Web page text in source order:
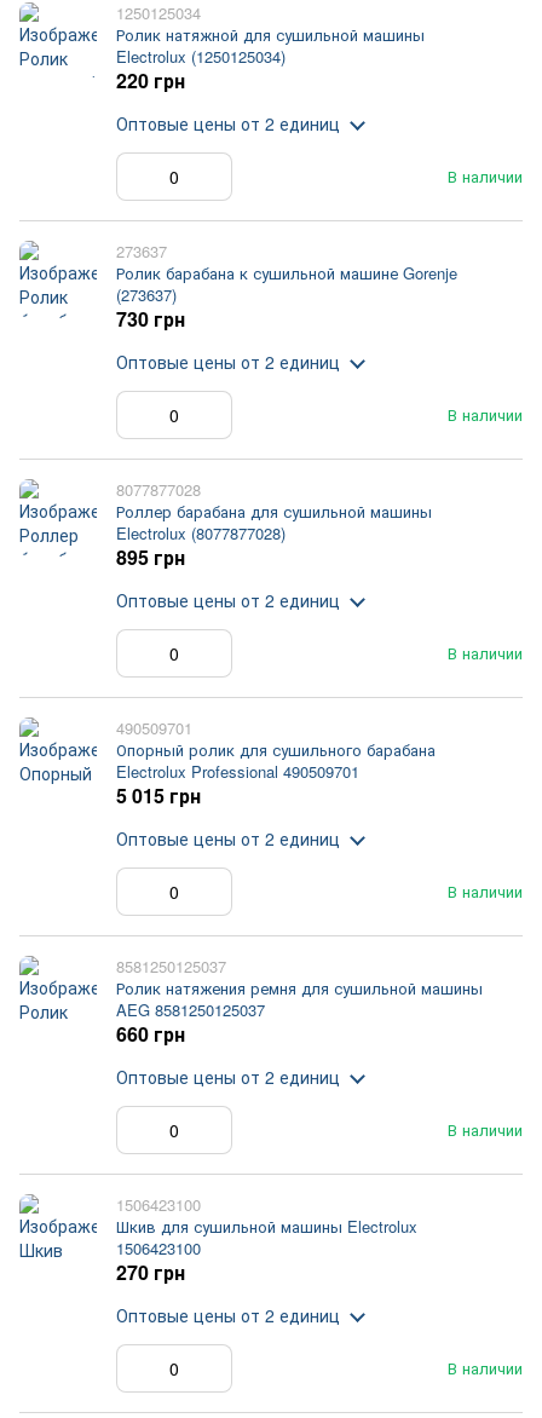
1250125034
Ролик натяжной для сушильной машины
Electrolux (1250125034)
В наличии
220 грн
Оптовые цены от 2 единиц
273637
Ролик барабана к сушильной машине Gorenje
(273637)
В наличии
730 грн
Оптовые цены от 2 единиц
8077877028
Роллер барабана для сушильной машины
Electrolux (8077877028)
В наличии
895 грн
Оптовые цены от 2 единиц
490509701
Опорный ролик для сушильного барабана
Electrolux Professional 490509701
В наличии
5 015 грн
Оптовые цены от 2 единиц
8581250125037
Ролик натяжения ремня для сушильной машины
AEG 8581250125037
В наличии
660 грн
Оптовые цены от 2 единиц
1506423100
Шкив для сушильной машины Electrolux
1506423100
В наличии
270 грн
Оптовые цены от 2 единиц